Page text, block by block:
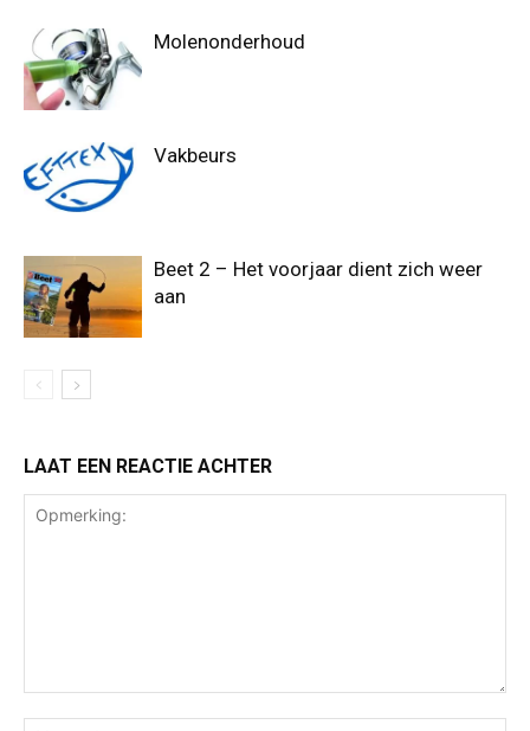
Molenonderhoud
Vakbeurs
Beet 2 – Het voorjaar dient zich weer
aan
LAAT EEN REACTIE ACHTER